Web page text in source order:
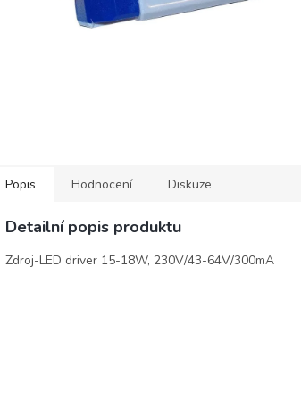
Popis Hodnocení Diskuze
Detailní popis produktu
Zdroj-LED driver 15-18W, 230V/43-64V/300mA